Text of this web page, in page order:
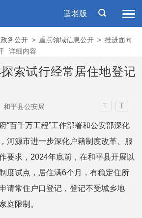
适老版
政务公开 > 重点领域信息公开 > 推进面向
详细内容
索试行经常居住地登记
和平县公安局 T T
千万工程”工作部署和公安部深化
河源市进一步深化户籍制度改革、服
要求，2024年底前，在和平县开展以
度试点，居住满6个月，有稳定住所
请常住户口登记，登记不受城乡地
庭限制。